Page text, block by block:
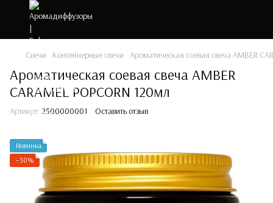
Свечи Контейнерные свечи Ароматическая соевая свеча AMBER
Ароматическая соевая свеча AMBER
CARAMEL POPCORN 120мл
Артикул: 2500000001 Оставить отзыв
Новинка
−30%